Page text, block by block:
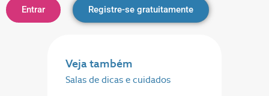
Entrar Registre-se gratuitamente
Veja também
Salas de dicas e cuidados